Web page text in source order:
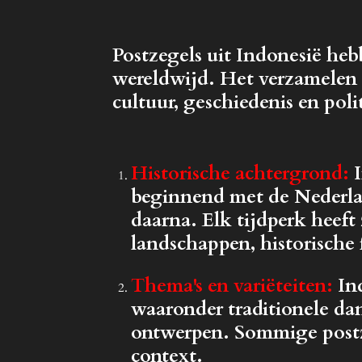
Postzegels uit Indonesië
wereldwijd. Het verzamelen
cultuur, geschiedenis en
Historische achtergrond:
beginnend met de
daarna. Elk tijdperk heeft
landschappen,
Thema's en variëteiten:
waaronder traditionele
ontwerpen. Sommige
context.